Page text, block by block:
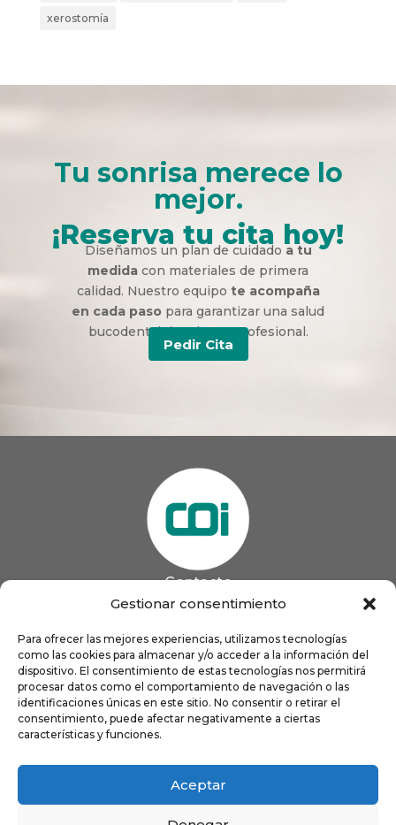
Gestionar consentimiento
Para ofrecer las mejores experiencias, utilizamos tecnologías
como las cookies para almacenar y/o acceder a la información del
dispositivo. El consentimiento de estas tecnologías nos permitirá
procesar datos como el comportamiento de navegación o las
identificaciones únicas en este sitio. No consentir o retirar el
consentimiento, puede afectar negativamente a ciertas
características y funciones.
Aceptar
xerostomía
Tu sonrisa merece lo
mejor.
¡Reserva tu cita hoy!
Diseñamos un plan de cuidado a tu
medida con materiales de primera
calidad. Nuestro equipo te acompaña
en cada paso para garantizar una salud
bucodental duradera y profesional.
Pedir Cita
Contacto
 coigijon@gmail.com
Horario
Lun
9:00 a 13:00 - 16:00 a 21:00
Mar
9:00 a 13:00 - 16:00 a 20:00
Mié
9:00 a 14:00 - 16:00 a 19:00
Jue
9:00 a 13:00 - 16:00 a 19:00